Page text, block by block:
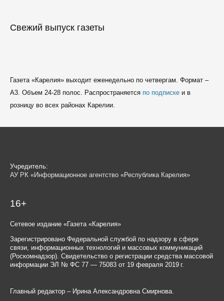
Свежий выпуск газеты
Газета «Карелия» выходит еженедельно по четвергам. Формат –
A3. Объем 24-28 полос. Распространяется по подпискеи в
розницу во всех районах Карелии.
Учредитель:
АУ РК «Информационное агентство «Республика Карелия»
16+
Сетевое издание «Газета «Карелия»
Зарегистрировано Федеральной службой по надзору в сфере
связи, информационных технологий и массовых коммуникаций
(Роскомнадзор). Свидетельство о регистрации средства массовой
информации ЭЛ № ФС 77 — 75083 от 19 февраля 2019 г.
Главный редактор – Ирина Александровна Смирнова.